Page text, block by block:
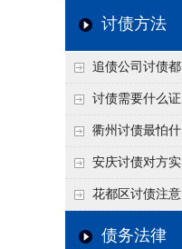
哪些法律手段
讨债方法
追债公司讨债都
有哪些手段
讨债需要什么证
据 衢州讨债最怕什
么？2026年这两个关
键细节，做错就很难
安庆讨债对方实
在没钱咋办？
花都区讨债注意
事项：空港物流园欠
债务法律